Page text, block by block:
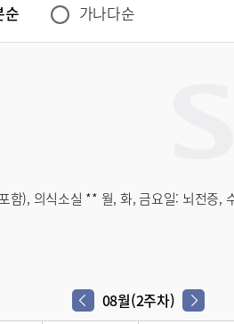
순 가나다순
함), 의식소실 ** 월, 화, 금요일: 뇌전증,
08월(2주차)